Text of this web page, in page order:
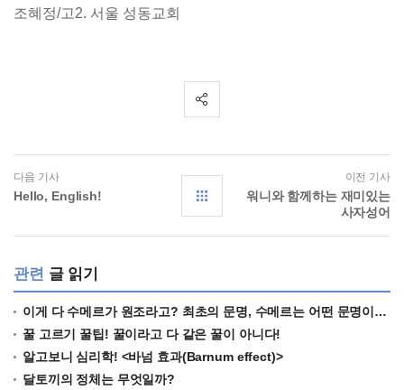
조혜정/고2. 서울 성동교회
다음 기사
Hello, English!
이전 기사
워니와 함께하는 재미있는
사자성어
관련 글 읽기
이게 다 수메르가 원조라고? 최초의 문명, 수메르는 어떤 문명이었을까?
꿀 고르기 꿀팁! 꿀이라고 다 같은 꿀이 아니다!
알고보니 심리학! <바넘 효과(Barnum effect)>
달토끼의 정체는 무엇일까?